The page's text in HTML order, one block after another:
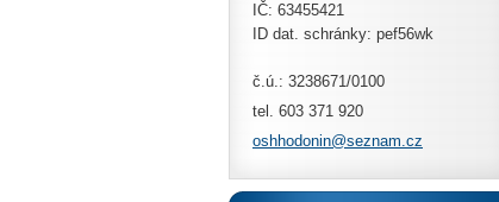
IČ: 63455421
ID dat. schránky: pef56wk
č.ú.: 3238671/0100
tel. 603 371 920
oshhodonin@seznam.cz